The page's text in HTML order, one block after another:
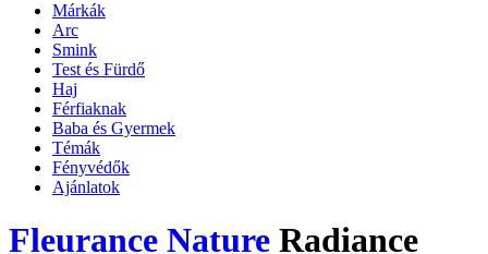
Márkák
Arc
Smink
Test és Fürdő
Haj
Férfiaknak
Baba és Gyermek
Témák
Fényvédők
Ajánlatok
Fleurance Nature Radiance